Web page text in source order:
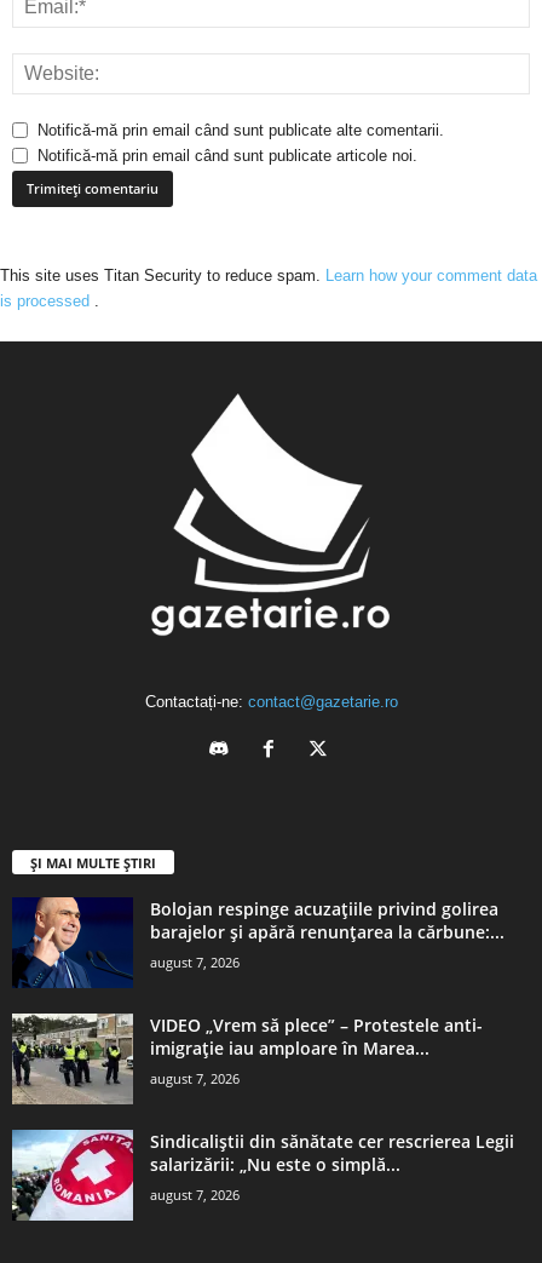
Notifică-mă prin email când sunt publicate alte comentarii.
Notifică-mă prin email când sunt publicate articole noi.
This site uses Titan Security to reduce spam. Learn how your comment data
is processed
Contactați-ne: contact@gazetarie.ro
ȘI MAI MULTE ȘTIRI
Bolojan respinge acuzațiile privind golirea
barajelor și apără renunțarea la cărbune:...
august 7, 2026
VIDEO „Vrem să plece” – Protestele anti-
imigrație iau amploare în Marea...
august 7, 2026
Sindicaliștii din sănătate cer rescrierea Legii
salarizării: „Nu este o simplă...
august 7, 2026